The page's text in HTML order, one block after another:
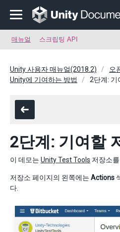
매뉴얼 스크립팅 API
Unity 사용자 매뉴얼(2018.2)
오
Unity에 기여하는 방법
2단계: 기
2단계: 기여할
이 데모는 Unity Test Tools 저장소
저장소 페이지의 왼쪽에는 Actions
다.